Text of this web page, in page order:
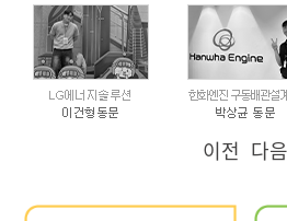
이전 다음